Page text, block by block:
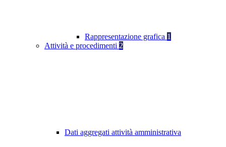
Rappresentazione grafica 1
Attività e procedimenti 2
Dati aggregati attività amministrativa